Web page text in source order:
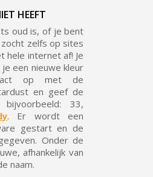
HEEFT
oud is, of je bent
zelfs op sites
hele internet af! Je
een nieuwe kleur
op met de
en geef de
33,
. Er wordt een
gestart en de
Onder de
afhankelijk van
naam.